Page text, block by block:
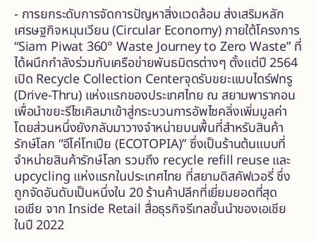
- การยกระดับการจัดการปัญหาสิ่งแวดล้อม ส่งเสริมหลัก
เศรษฐกิจหมุนเวียน (Circular Economy) ภายใต้โครงการ
“Siam Piwat 360° Waste Journey to Zero Waste” ที่
ได้ผนึกกำลังร่วมกับเครือข่ายพันธมิตรต่างๆ ตั้งแต่ปี 2564
เปิด Recycle Collection Centerจุดรับขยะแบบไดร์ฟทรู
(Drive-Thru) แห่งแรกของประเทศไทย ณ สยามพารากอน
เพื่อนำขยะรีไซเคิลมาเข้าสู่กระบวนการอัพไซคลิ่งเพิ่มมูลค่า
โดยส่วนหนึ่งยังกลับมาวางจำหน่ายบนพื้นที่สำหรับสินค้า
รักษ์โลก “อีโค่โทเปีย (ECOTOPIA)” ซึ่งเป็นร้านต้นแบบที่
จำหน่ายสินค้ารักษ์โลก รวมถึง recycle refill reuse และ
upcycling แห่งแรกในประเทศไทย ที่สยามดิสคัฟเวอรี่ซึ่ง
ถูกจัดอันดับเป็นหนึ่งใน 20 ร้านค้าปลีกที่เยี่ยมยอดที่สุด
เอเชีย จาก Inside Retail สื่อธุรกิจรีเทลชั้นนำของเอเชีย
ในปี 2022